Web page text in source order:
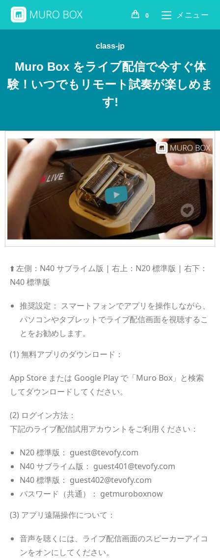
0 メニュー
class-jp
Muro Box をライブ配信で今すぐ体
験！いつでもリモート試奏が楽しめま
す!
⬆️ 左側：N40 サブライム版 | 右上：N20 標準版 | 右下：
N40 標準版
推奨設定： スマートフォンでアプリを操作しながら、
パソコンやタブレットでライブ配信画面を視聴するこ
とをお勧めします。
(1) 無料アプリのダウンロード：
App Store または Google Play で「Muro Box」と検索
してダウンロードしてください。
(2) ログイン方法：
下記のライブ配信試用アカウントをご利用ください：
N20 標準版： guest@tevofy.com
N40 サブライム版： guest401@tevofy.com
N40 標準版： guest402@tevofy.com
パスワード（共通）： getmuroboxnow
(3) アプリ遠隔操作について：
音声を聴くには、ライブ配信画面のスピーカーアイコ
ンをオンにしてください。